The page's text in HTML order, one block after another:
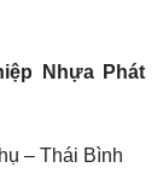
Nhựa Phát
– Thái Bình